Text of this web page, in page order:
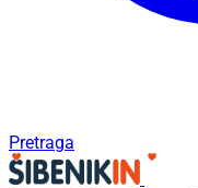
Pretraga